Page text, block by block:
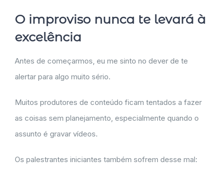
O improviso nunca te levará à
excelência
Antes de começarmos, eu me sinto no dever de te
alertar para algo muito sério.
Muitos produtores de conteúdo ficam tentados a fazer
as coisas sem planejamento, especialmente quando o
assunto é gravar vídeos.
Os palestrantes iniciantes também sofrem desse mal: